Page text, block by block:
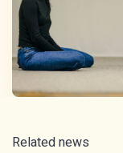
Related news